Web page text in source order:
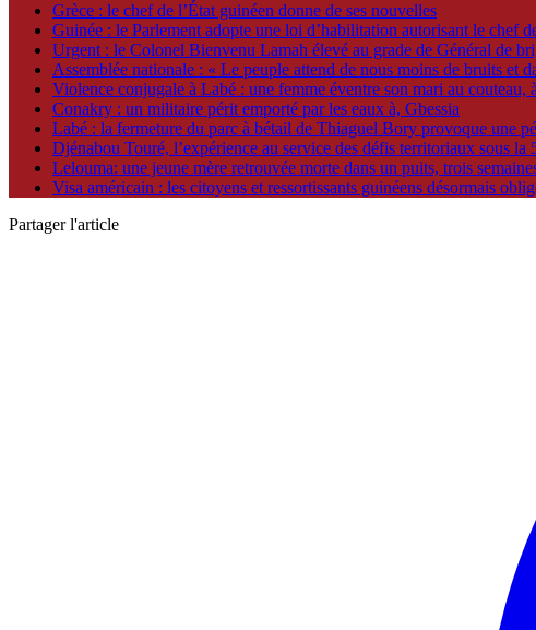
Grèce : le chef de l’État guinéen donne de ses nouvelles
Guinée : le Parlement adopte une loi d’habilitation autorisant le chef
Urgent : le Colonel Bienvenu Lamah élevé au grade de Général de
Assemblée nationale : « Le peuple attend de nous moins de bruits et
Violence conjugale à Labé : une femme éventre son mari au couteau,
Conakry : un militaire périt emporté par les eaux à, Gbessia
Labé : la fermeture du parc à bétail de Thiaguel Bory provoque une
Djénabou Touré, l’expérience au service des défis territoriaux sous la
Lelouma: une jeune mère retrouvée morte dans un puits, trois
Visa américain : les citoyens et ressortissants guinéens désormais
Partager l'article